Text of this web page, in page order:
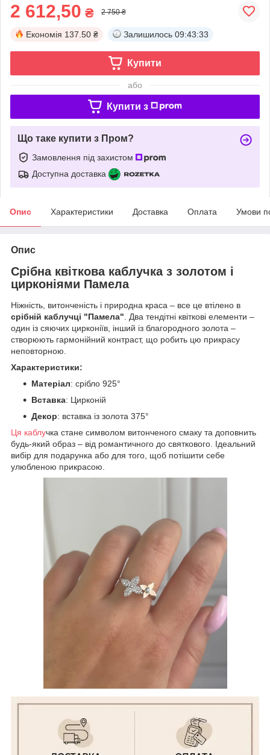
2 612,50 ₴ 2 750 ₴
Економія 137.50 ₴ Залишилось 09:43:32
Купити
або
Купити з
Що таке купити з Пром?
Замовлення під захистом
Доступна доставка
Опис Характеристики Доставка Оплата Умови
Опис
Срібна квіткова каблучка з золотом і
цирконіями Памела
Ніжність, витонченість і природна краса – все це втілено в
срібній каблучці "Памела". Два тендітні квіткові елементи –
один із сяючих цирконіїв, інший із благородного золота –
створюють гармонійний контраст, що робить цю прикрасу
неповторною.
Характеристики:
Матеріал: срібло 925°
Вставка: Цирконій
Декор: вставка із золота 375°
Ця каблучка стане символом витонченого смаку та доповнить
будь-який образ – від романтичного до святкового. Ідеальний
вибір для подарунка або для того, щоб потішити себе
улюбленою прикрасою.